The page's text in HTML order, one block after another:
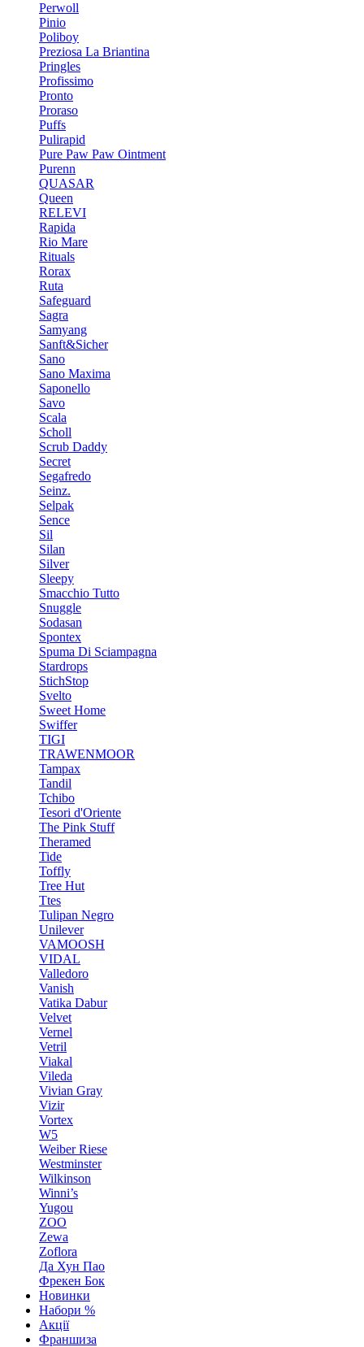
Perwoll
Pinio
Poliboy
Preziosa La Briantina
Pringles
Profissimo
Pronto
Proraso
Puffs
Pulirapid
Pure Paw Paw Ointment
Purenn
QUASAR
Queen
RELEVI
Rapida
Rio Mare
Rituals
Rorax
Ruta
Safeguard
Sagra
Samyang
Sanft&Sicher
Sano
Sano Maxima
Saponello
Savo
Scala
Scholl
Scrub Daddy
Secret
Segafredo
Seinz.
Selpak
Sence
Sil
Silan
Silver
Sleepy
Smacchio Tutto
Snuggle
Sodasan
Spontex
Spuma Di Sciampagna
Stardrops
StichStop
Svelto
Sweet Home
Swiffer
TIGI
TRAWENMOOR
Tampax
Tandil
Tchibo
Tesori d'Oriente
The Pink Stuff
Theramed
Tide
Toffly
Tree Hut
Ttes
Tulipan Negro
Unilever
VAMOOSH
VIDAL
Valledoro
Vanish
Vatika Dabur
Velvet
Vernel
Vetril
Viakal
Vileda
Vivian Gray
Vizir
Vortex
W5
Weiber Riese
Westminster
Wilkinson
Winni’s
Yugou
ZOO
Zewa
Zoflora
Да Хун Пао
Фрекен Бок
Новинки
Набори %
Акції
Франшиза